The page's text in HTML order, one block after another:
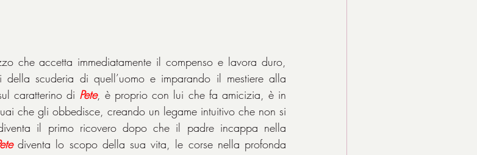
che accetta immediatamente il compenso e lavora duro,
scuderia di quell’uomo e imparando il mestiere alla
caratterino di Pete, è proprio con lui che fa amicizia, è in
che gli obbedisce, creando un legame intuitivo che non si
il primo ricovero dopo che il padre incappa nella
diventa lo scopo della sua vita, le corse nella profonda